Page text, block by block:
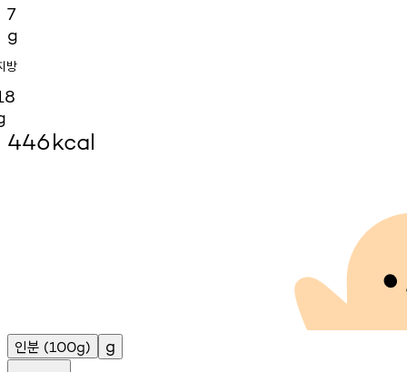
7
g
방
446kcal
인분 (100g) g